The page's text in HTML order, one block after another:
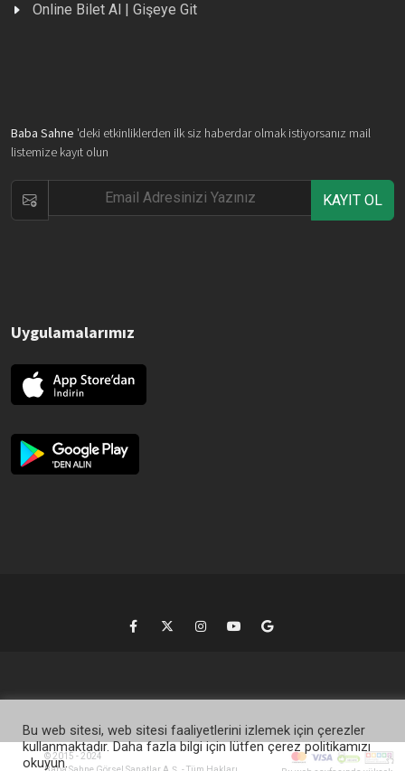
Online Bilet Al | Gişeye Git
Baba Sahne 'deki etkinliklerden ilk siz haberdar olmak istiyorsanız mail
listemize kayıt olun
KAYIT OL
Uygulamalarımız
© 2015 - 2024
Bu web sitesi, web sitesi faaliyetlerini izlemek için çerezler
kullanmaktadır. Daha fazla bilgi için lütfen çerez politikamızı
okuyun.